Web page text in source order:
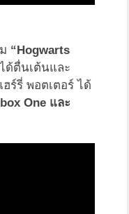
“Hogwarts
ด้ตื่นเต้นและ
ร์รี่ พอตเตอร์ ได้
One และ